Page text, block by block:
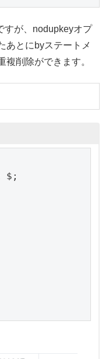
すが、nodupkeyオプ
あとにbyステートメ
複削除ができます。